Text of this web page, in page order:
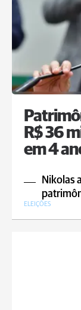
R$ 36
em 4
Nikolas
ELEIÇÕES